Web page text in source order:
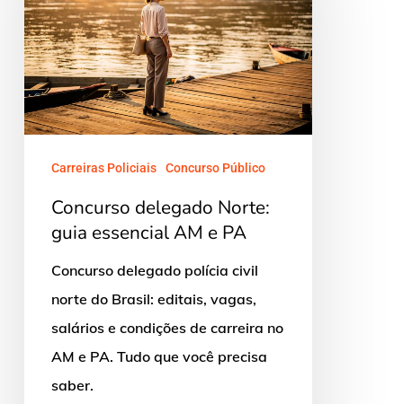
guia
essencial
AM
e
PA
Carreiras Policiais Concurso Público
Concurso delegado Norte:
guia essencial AM e PA
Concurso delegado polícia civil
norte do Brasil: editais, vagas,
salários e condições de carreira no
AM e PA. Tudo que você precisa
saber.